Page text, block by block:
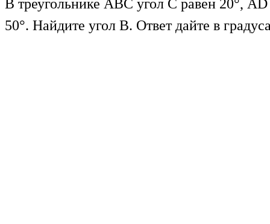
В треугольнике ABC угол C равен 20°,
50°. Найдите угол B. Ответ дайте в